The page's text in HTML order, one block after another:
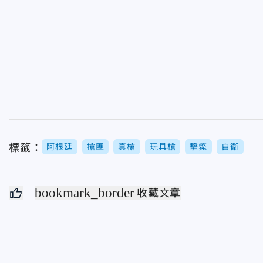
標籤： 阿根廷 搶匪 真槍 玩具槍 擊斃 自衛
bookmark_border 收藏文章